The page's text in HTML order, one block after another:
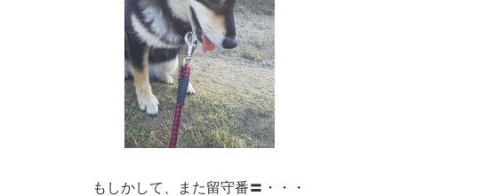
もしかして、また留守番〓・・・